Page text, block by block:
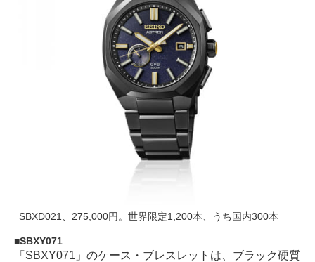
SBXD021、275,000円。世界限定1,200本、うち国内300本
SBXY071
「SBXY071」のケース・ブレスレットは、ブラック硬質